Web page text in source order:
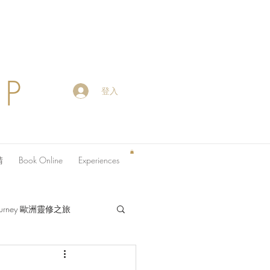
登入
Book Online Experiences
歐洲靈修之旅